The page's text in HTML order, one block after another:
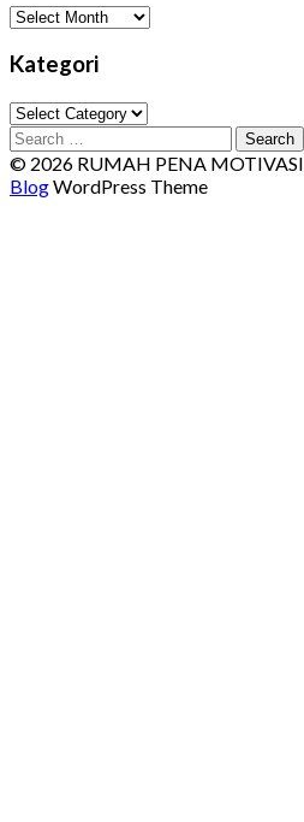
Arsip
Kategori
Kategori
Search
for:
© 2026 RUMAH PENA MOTIVASI
BlogWordPress Theme